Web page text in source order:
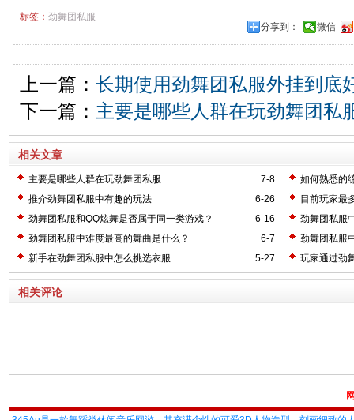
标签： 劲舞团私服
分享到：
微信
上一篇： 长期使用劲舞团私服外挂到底
下一篇： 主要是哪些人群在玩劲舞团私
相关文章
7-8
主要是哪些人群在玩劲舞团私服
如何熟悉的
6-26
推介劲舞团私服中有趣的玩法
目前玩家最
6-16
劲舞团私服和QQ炫舞是否属于同一类游戏？
劲舞团私服
6-7
劲舞团私服中难度最高的舞曲是什么？
劲舞团私服
5-27
新手在劲舞团私服中怎么挑选衣服 玩家通过劲
相关评论